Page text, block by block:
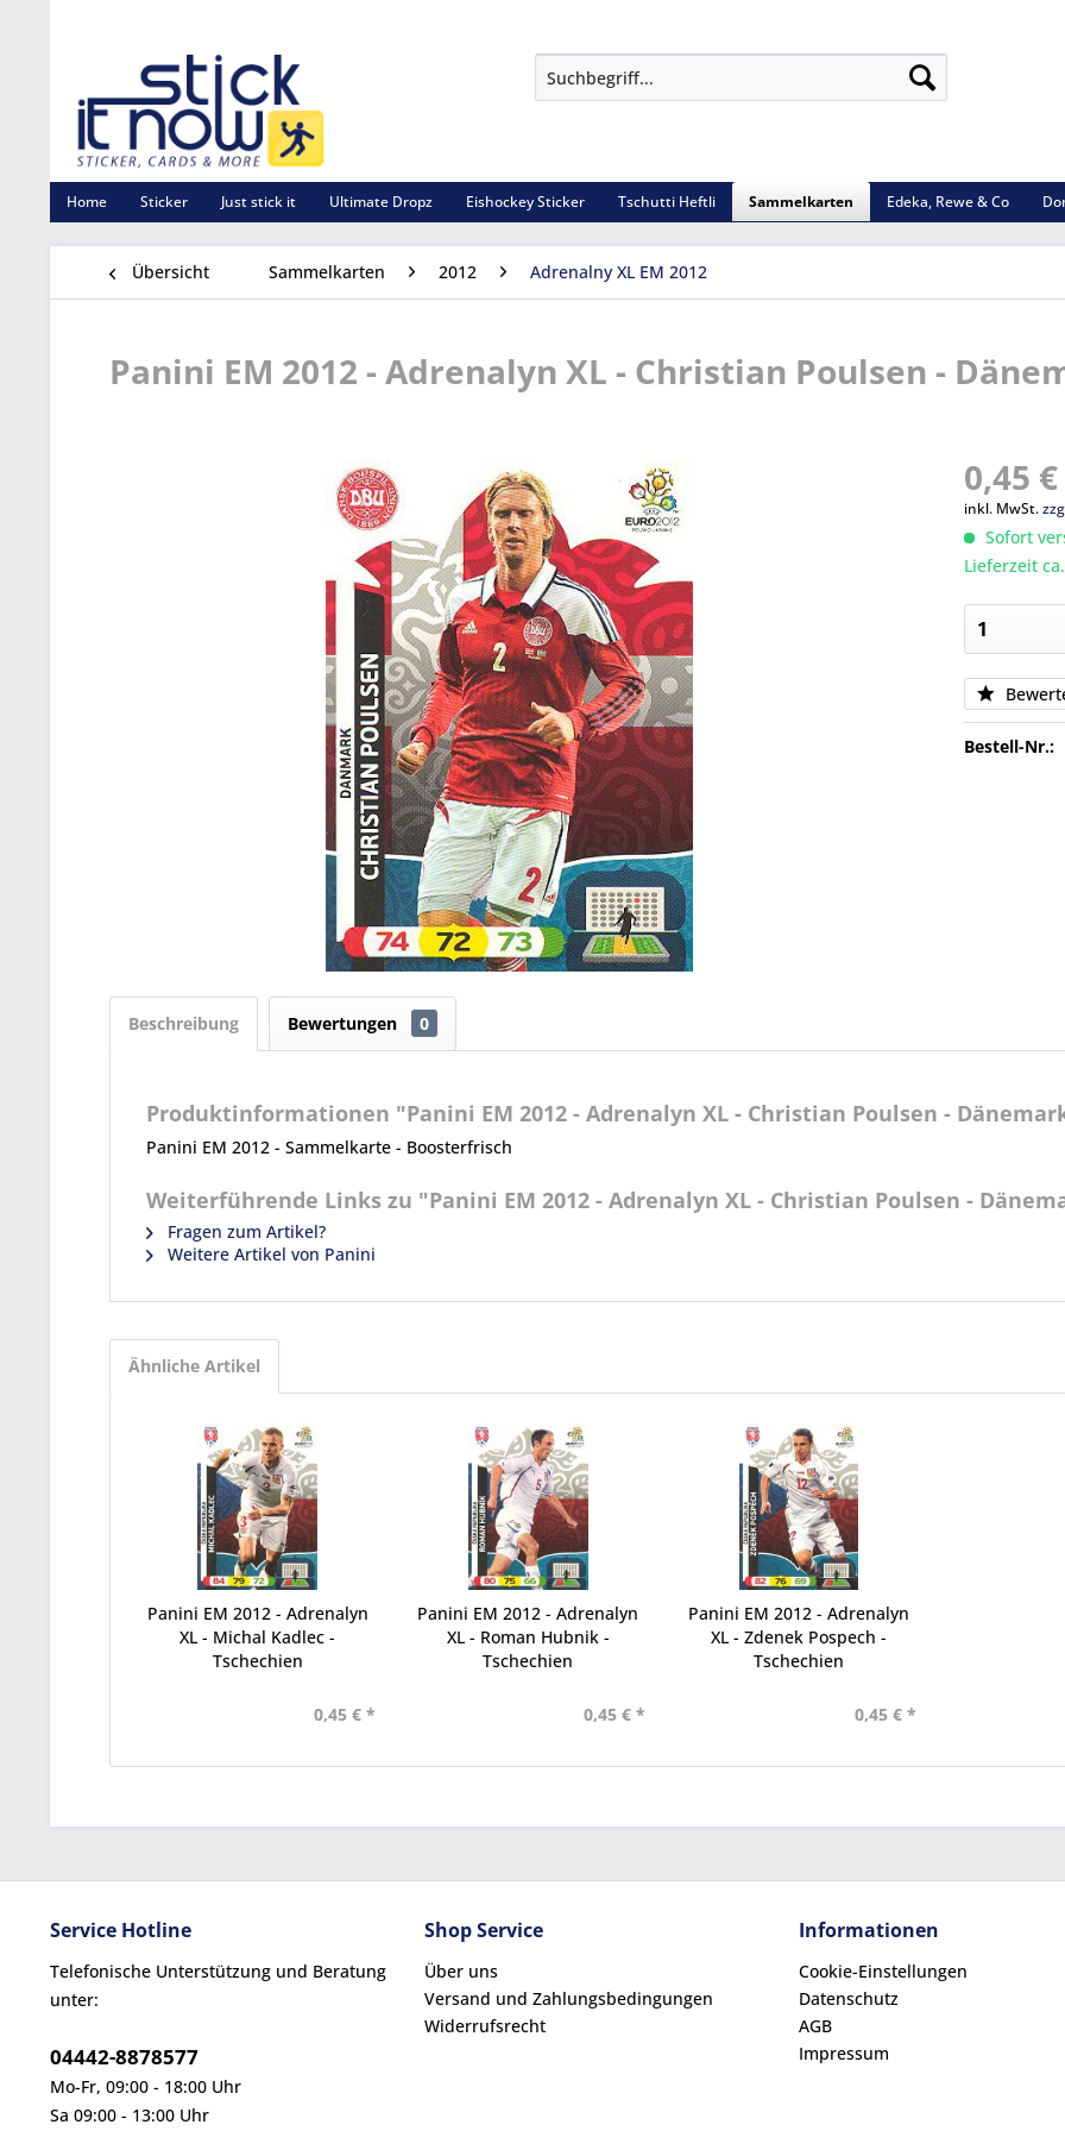
Home Sticker Just stick it Ultimate Dropz Eishockey Sticker Tschutti Heftli Sammelkarten Edeka, Rewe & Co
Übersicht Sammelkarten 2012 Adrenalny XL EM 2012
Panini EM 2012 - Adrenalyn XL - Christian Poulsen -
0,45
inkl. MwSt.
Sofort
Lieferzeit
Bestell-Nr.:
Beschreibung Bewertungen 0
Produktinformationen "Panini EM 2012 - Adrenalyn XL - Christian Poulsen -
Panini EM 2012 - Sammelkarte - Boosterfrisch
Weiterführende Links zu "Panini EM 2012 - Adrenalyn XL - Christian Poulsen -
Fragen zum Artikel?
Weitere Artikel von Panini
Ähnliche Artikel
Panini EM 2012 - Adrenalyn
XL - Michal Kadlec -
Tschechien
0,45 € *
Panini EM 2012 - Adrenalyn
XL - Roman Hubnik -
Tschechien
0,45 € *
Panini EM 2012 - Adrenalyn
XL - Zdenek Pospech -
Tschechien
0,45 € *
Service Hotline
Telefonische Unterstützung und Beratung
unter:
04442-8878577
Mo-Fr, 09:00 - 18:00 Uhr
Sa 09:00 - 13:00 Uhr
Shop Service
Über uns
Versand und Zahlungsbedingungen
Widerrufsrecht
Informationen
Cookie-Einstellungen
Datenschutz
AGB
Impressum